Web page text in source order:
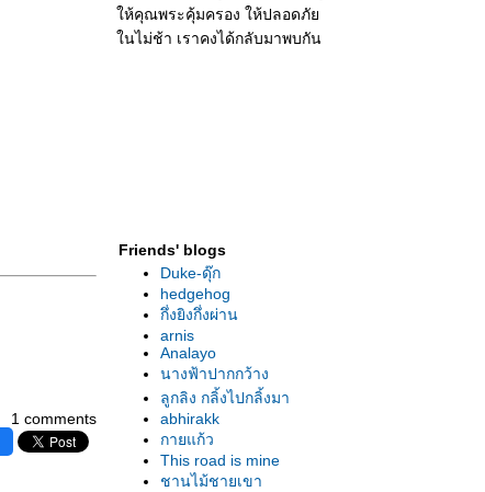
1 comments
ห้คุณพระคุ้มครอง ให้ปลอดภั
นไม่ช้า เราคงได้กลับมาพบกัน
Friends' blogs
Duke-ดุ๊ก
hedgehog
กึ่งยิงกึ่งผ่าน
arnis
Analayo
นางฟ้าปากกว้าง
ลูกลิง กลิ้งไปกลิ้งมา
abhirakk
กายแก้ว
This road is mine
ชานไม้ชายเขา